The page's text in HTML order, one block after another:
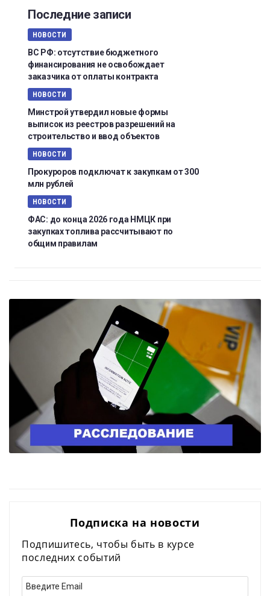
Последние записи
НОВОСТИ
ВС РФ: отсутствие бюджетного
финансирования не освобождает
заказчика от оплаты контракта
НОВОСТИ
Минстрой утвердил новые формы
выписок из реестров разрешений на
строительство и ввод объектов
НОВОСТИ
Прокуроров подключат к закупкам от 300
млн рублей
НОВОСТИ
ФАС: до конца 2026 года НМЦК при
закупках топлива рассчитывают по
общим правилам
Подписка на новости
Подпишитесь, чтобы быть в курсе
последних событий